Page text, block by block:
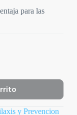
para las
y Prevencion